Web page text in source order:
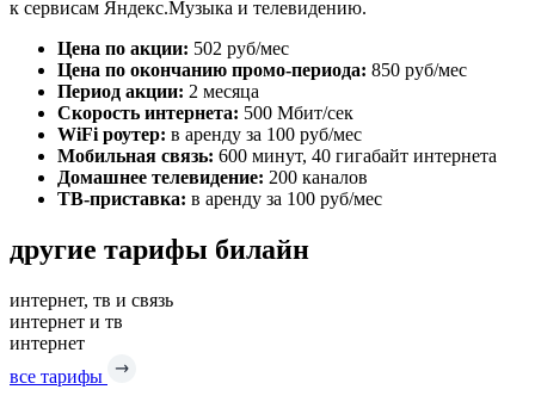
к сервисам Яндекс.Музыка и телевидению.
Цена по акции: 502 руб/мес
Цена по окончанию промо-периода: 850 руб/мес
Период акции: 2 месяца
Скорость интернета: 500 Мбит/сек
WiFi роутер: в аренду за 100 руб/мес
Мобильная связь: 600 минут, 40 гигабайт интернета
Домашнее телевидение: 200 каналов
ТВ-приставка: в аренду за 100 руб/мес
другие тарифы билайн
интернет, тв и связь
интернет и тв
интернет
все тарифы